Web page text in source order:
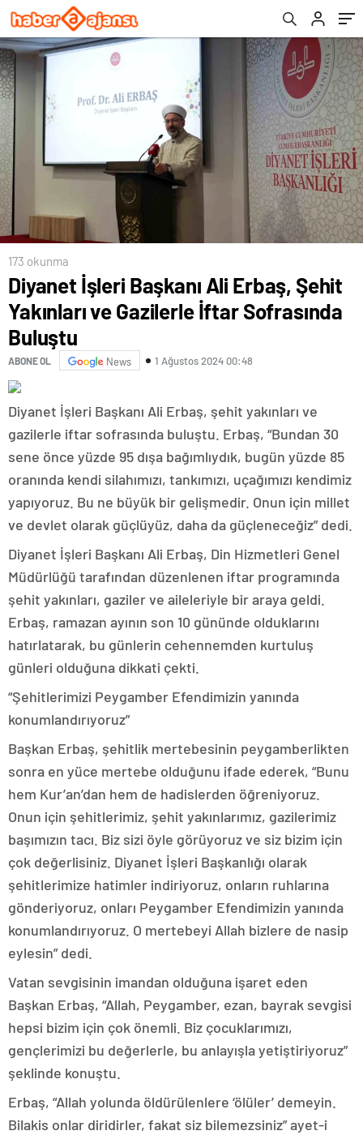
Buluştu
173 okunma
Diyanet İşleri Başkanı Ali Erbaş, Şehit
Yakınları ve Gazilerle İftar Sofrasında
Buluştu
ABONE OL News 1 Ağustos 2024 00:48
Diyanet İşleri Başkanı Ali Erbaş, şehit yakınları ve
gazilerle iftar sofrasında buluştu. Erbaş, “Bundan 30
sene önce yüzde 95 dışa bağımlıydık, bugün yüzde 85
oranında kendi silahımızı, tankımızı, uçağımızı kendimiz
yapıyoruz. Bu ne büyük bir gelişmedir. Onun için millet
ve devlet olarak güçlüyüz, daha da güçleneceğiz” dedi.
Diyanet İşleri Başkanı Ali Erbaş, Din Hizmetleri Genel
Müdürlüğü tarafından düzenlenen iftar programında
şehit yakınları, gaziler ve aileleriyle bir araya geldi.
Erbaş, ramazan ayının son 10 gününde olduklarını
hatırlatarak, bu günlerin cehennemden kurtuluş
günleri olduğuna dikkati çekti.
“Şehitlerimizi Peygamber Efendimizin yanında
konumlandırıyoruz”
Başkan Erbaş, şehitlik mertebesinin peygamberlikten
sonra en yüce mertebe olduğunu ifade ederek, “Bunu
hem Kur’an’dan hem de hadislerden öğreniyoruz.
Onun için şehitlerimiz, şehit yakınlarımız, gazilerimiz
başımızın tacı. Biz sizi öyle görüyoruz ve siz bizim için
çok değerlisiniz. Diyanet İşleri Başkanlığı olarak
şehitlerimize hatimler indiriyoruz, onların ruhlarına
gönderiyoruz, onları Peygamber Efendimizin yanında
konumlandırıyoruz. O mertebeyi Allah bizlere de nasip
eylesin” dedi.
Vatan sevgisinin imandan olduğuna işaret eden
Başkan Erbaş, “Allah, Peygamber, ezan, bayrak sevgisi
hepsi bizim için çok önemli. Biz çocuklarımızı,
gençlerimizi bu değerlerle, bu anlayışla yetiştiriyoruz”
şeklinde konuştu.
Erbaş, “Allah yolunda öldürülenlere ‘ölüler’ demeyin.
Bilakis onlar diridirler, fakat siz bilemezsiniz” ayet-i